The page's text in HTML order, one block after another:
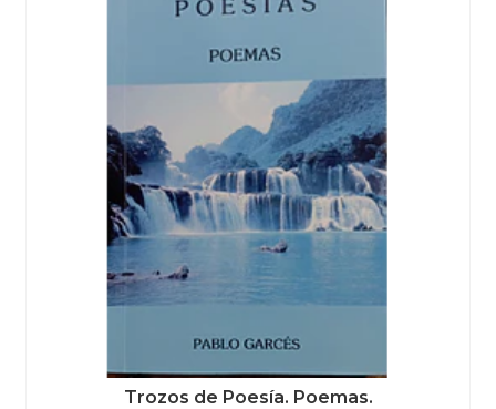
Trozos de Poesía. Poemas.